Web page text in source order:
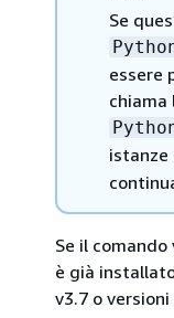
Se
essere
chiama
istanze
Se il
è già
v3.7 o